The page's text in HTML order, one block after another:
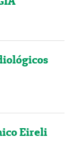
Eireli